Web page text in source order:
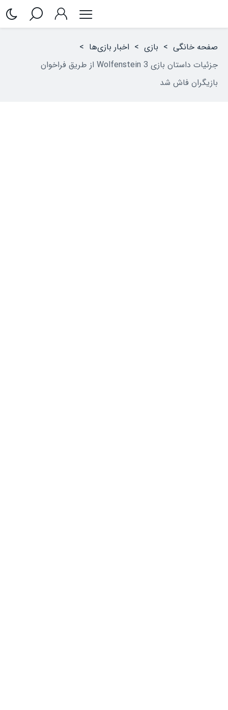
صفحه خانگی > بازی > اخبار بازی‌ها >
جزئیات داستان بازی Wolfenstein 3 از طریق فراخوان
بازیگران فاش شد